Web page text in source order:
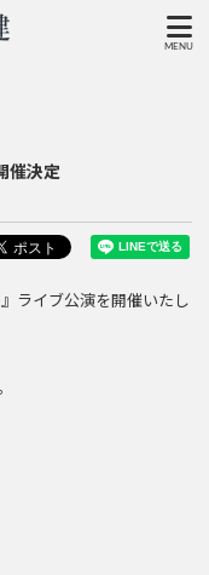
MENU
催決定
ライブ公演を開催いたし